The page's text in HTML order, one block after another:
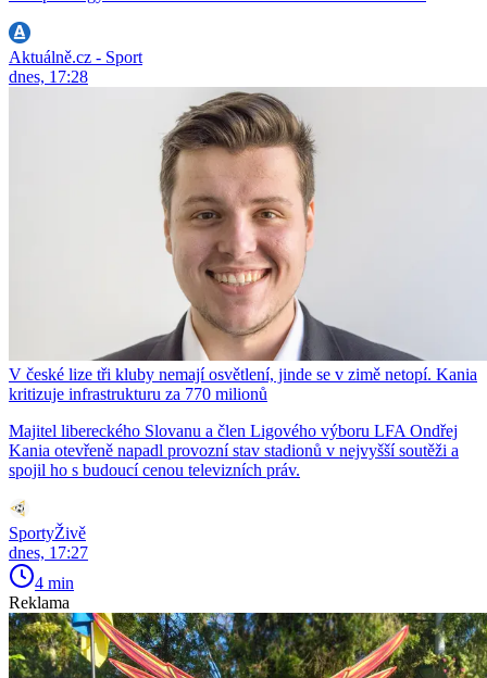
Aktuálně.cz - Sport
dnes, 17:28
V české lize tři kluby nemají osvětlení, jinde se v zimě netopí. Kania
kritizuje infrastrukturu za 770 milionů
Majitel libereckého Slovanu a člen Ligového výboru LFA Ondřej
Kania otevřeně napadl provozní stav stadionů v nejvyšší soutěži a
spojil ho s budoucí cenou televizních práv.
SportyŽivě
dnes, 17:27
4 min
Reklama